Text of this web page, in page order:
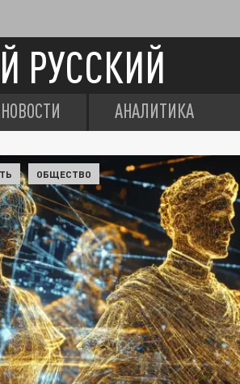
РУССКИЙ
НОВОСТИ АНАЛИТИКА
ОБЩЕСТВО